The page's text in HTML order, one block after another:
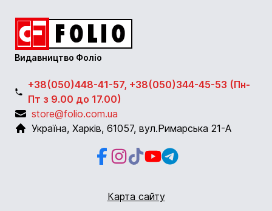
Видавництво Фоліо
+38(050)448-41-57, +38(050)344-45-53 (Пн-
Пт з 9.00 до 17.00)
store@folio.com.ua
Україна, Харків, 61057, вул.Римарська 21-А
Facebook
Instagram
Instagram
YoutubeTelegram
Карта сайту